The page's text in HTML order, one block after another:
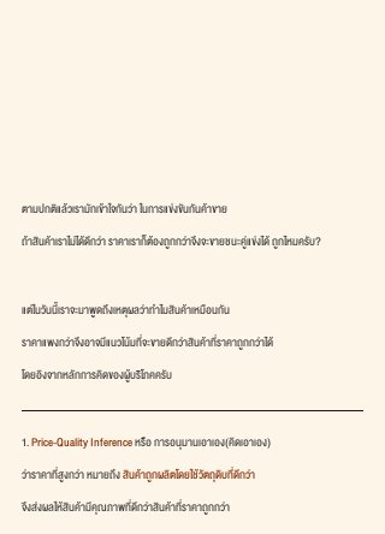
ตามปกติแล้วเรามักเข้าใจกันว่า ในการแข่งขันกันค้าขาย
ถ้าสินค้าเราไม่ได้ดีกว่า ราคาเราก็ต้องถูกกว่าจึงจะขายชนะคู่แข่งได้ ถูกไหมครับ?
แต่ในวันนี้เราจะมาพูดถึงเหตุผลว่าทำไมสินค้าเหมือนกัน
ราคาแพงกว่าจึงอาจมีแนวโน้มที่จะขายดีกว่าสินค้าที่ราคาถูกกว่าได้
โดยอิงจากหลักการคิดของผู้บริโภคครับ
1. Price-Quality Inference หรือ การอนุมานเอาเอง(คิดเอาเอง)
ว่าราคาที่สูงกว่า หมายถึง สินค้าถูกผลิตโดยใช้วัตถุดิบที่ดีกว่า
จึงส่งผลให้สินค้ามีคุณภาพที่ดีกว่าสินค้าที่ราคาถูกกว่า